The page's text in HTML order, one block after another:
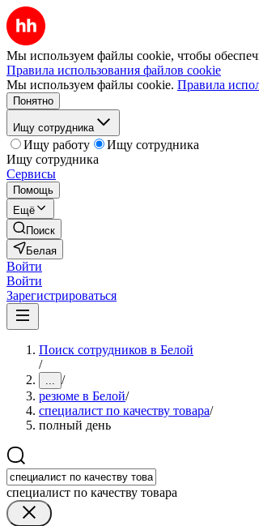
Мы используем файлы cookie, чтобы
Правила использования файлов cookie
Мы используем файлы cookie. Правила
Понятно
Ищу сотрудника
Ищу работу
Ищу сотрудника
Ищу сотрудника
Сервисы
Помощь
Ещё
Поиск
Белая
Войти
Войти
Зарегистрироваться
Поиск сотрудников в Белой
/
... /
резюме в Белой/
специалист по качеству товара/
полный день
специалист по качеству товара